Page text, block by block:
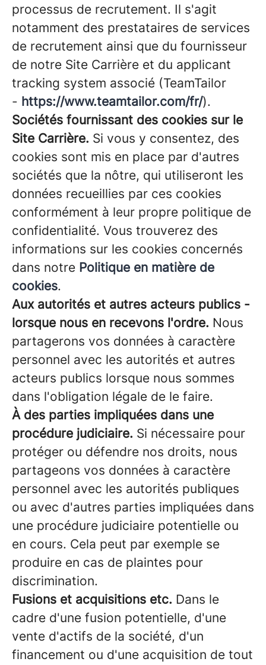
processus de recrutement. Il s'agit
notamment des prestataires de services
de recrutement ainsi que du fournisseur
de notre Site Carrière et du applicant
tracking system associé (TeamTailor
- https://www.teamtailor.com/fr/).
Sociétés fournissant des cookies sur le
Site Carrière. Si vous y consentez, des
cookies sont mis en place par d'autres
sociétés que la nôtre, qui utiliseront les
données recueillies par ces cookies
conformément à leur propre politique de
confidentialité. Vous trouverez des
informations sur les cookies concernés
dans notre Politique en matière de
cookies.
Aux autorités et autres acteurs publics -
lorsque nous en recevons l'ordre. Nous
partagerons vos données à caractère
personnel avec les autorités et autres
acteurs publics lorsque nous sommes
dans l'obligation légale de le faire.
À des parties impliquées dans une
procédure judiciaire. Si nécessaire pour
protéger ou défendre nos droits, nous
partageons vos données à caractère
personnel avec les autorités publiques
ou avec d'autres parties impliquées dans
une procédure judiciaire potentielle ou
en cours. Cela peut par exemple se
produire en cas de plaintes pour
discrimination.
Fusions et acquisitions etc. Dans le
cadre d'une fusion potentielle, d'une
vente d'actifs de la société, d'un
financement ou d'une acquisition de tout